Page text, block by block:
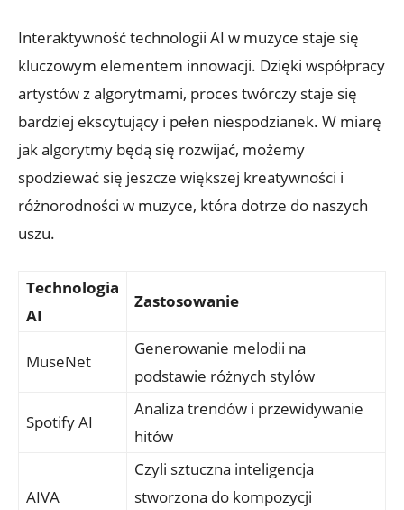
Interaktywność technologii AI w muzyce staje się
kluczowym elementem innowacji. Dzięki współpracy
artystów z algorytmami, proces twórczy staje się
bardziej ekscytujący i pełen niespodzianek. W miarę
jak algorytmy będą się rozwijać, możemy
spodziewać się jeszcze większej kreatywności i
różnorodności w muzyce, która dotrze do naszych
uszu.
Technologia
AI
Zastosowanie
MuseNet
Generowanie melodii na
podstawie różnych stylów
Spotify AI
Analiza trendów i przewidywanie
hitów
AIVA
Czyli sztuczna inteligencja
stworzona do kompozycji